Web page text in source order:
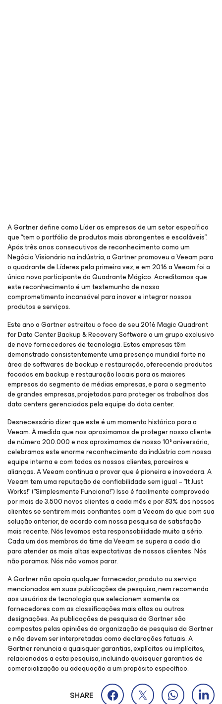
A Gartner define como Líder as empresas de um setor específico
que “tem o portfólio de produtos mais abrangentes e escaláveis”.
Após três anos consecutivos de reconhecimento como um
Negócio Visionário na indústria, a Gartner promoveu a Veeam para
o quadrante de Líderes pela primeira vez, e em 2016 a Veeam foi a
única nova participante do Quadrante Mágico. Acreditamos que
este reconhecimento é um testemunho de nosso
comprometimento incansável para inovar e integrar nossos
produtos e serviços.
Este ano a Gartner estreitou o foco de seu 2016 Magic Quadrant
for Data Center Backup & Recovery Software a um grupo exclusivo
de nove fornecedores de tecnologia. Estas empresas têm
demonstrado consistentemente uma presença mundial forte na
área de softwares de backup e restauração, oferecendo produtos
focados em backup e restauração locais para as maiores
empresas do segmento de médias empresas, e para o segmento
de grandes empresas, projetados para proteger os trabalhos dos
data centers gerenciados pela equipe do data center.
Desnecessário dizer que este é um momento histórico para a
Veeam. À medida que nos aproximamos de proteger nosso cliente
de número 200.000 e nos aproximamos de nosso 10º aniversário,
celebramos este enorme reconhecimento da indústria com nossa
equipe interna e com todos os nossos clientes, parceiros e
alianças. A Veeam continua a provar que é pioneira e inovadora. A
Veeam tem uma reputação de confiabilidade sem igual – “It Just
Works!” (“Simplesmente Funciona!”) Isso é facilmente comprovado
por mais de 3.500 novos clientes a cada mês e por 83% dos nossos
clientes se sentirem mais confiantes com a Veeam do que com sua
solução anterior, de acordo com nossa pesquisa de satisfação
mais recente. Nós levamos esta responsabilidade muito a sério.
Cada um dos membros do time da Veeam se supera a cada dia
para atender as mais altas expectativas de nossos clientes. Nós
não paramos. Nós não vamos parar.
A Gartner não apoia qualquer fornecedor, produto ou serviço
mencionados em suas publicações de pesquisa, nem recomenda
aos usuários de tecnologia que selecionem somente os
fornecedores com as classificações mais altas ou outras
designações. As publicações de pesquisa da Gartner são
compostas pelas opiniões da organização de pesquisa da Gartner
e não devem ser interpretadas como declarações fatuais. A
Gartner renuncia a quaisquer garantias, explícitas ou implícitas,
relacionadas a esta pesquisa, incluindo quaisquer garantias de
comercialização ou adequação a um propósito específico.
SHARE